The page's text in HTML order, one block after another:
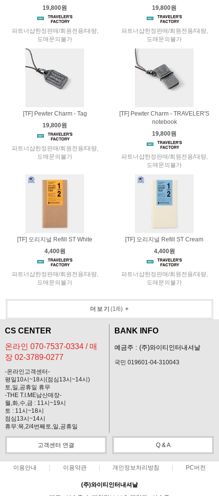
19,800원
파트너샵한정판매/회원전용/대량,
도매문의불가
19,800원
파트너샵한정판매/회원전용/대량,
도매문의불가
[TF] Pewter Charm - Tag
19,800원
파트너샵한정판매/회원전용/대량,
도매문의불가
[TF] Pewter Charm - TRAVELER'S
notebook
19,800원
파트너샵한정판매/회원전용/대량,
도매문의불가
[TF] 오리지널 Refill ST White
4,400원
파트너샵한정판매/회원전용/대량,
도매문의불가
[TF] 오리지널 Refill ST Cream
4,400원
파트너샵한정판매/회원전용/대량,
도매문의불가
더보기 (1 /6)+
CS CENTER
온라인 070-7537-0334 / 매
장 02-3789-0277
-온라인고객센터-
평일10시~18시(점심13시~14시)
토,일,공휴일 휴무
-THE T.I.ME남산매장-
월,화,수,금 : 11시~19시
토 : 11시~18시
점심13시~14시
휴무:목,2/4번째토,일,공휴일
BANK INFO
예금주 : (주)와이티인터내셔날
국민 019601-04-310043
고객센터 연결 Q & A
이용안내 이용약관 개인정보처리방침 PC버전
(주)와이티인터내셔날